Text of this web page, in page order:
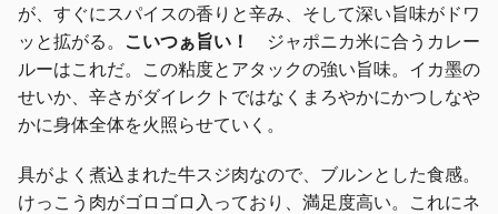
が、すぐにスパイスの香りと辛み、そして深い旨味がドワ
ッと拡がる。 こいつぁ旨い！
ジャポニカ米に合うカレー
ルーはこれだ。この粘度とアタックの強い旨味。イカ墨の
せいか、辛さがダイレクトではなくまろやかにかつしなや
かに身体全体を火照らせていく。
具がよく煮込まれた牛スジ肉なので、ブルンとした食感。
けっこう肉がゴロゴロ入っており、満足度高い。これにネ